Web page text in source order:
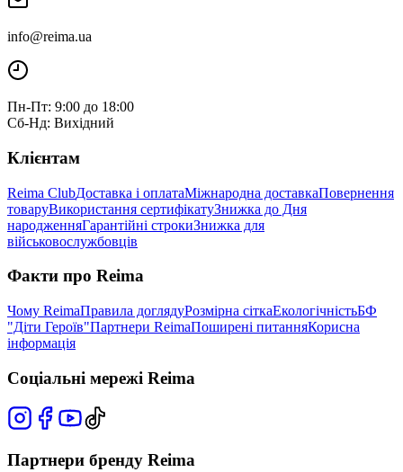
info@reima.ua
Пн-Пт: 9:00 до 18:00
Сб-Нд: Вихідний
Клієнтам
Reima ClubДоставка і оплатаМіжнародна доставкаПовернення
товаруВикористання сертифікатуЗнижка до Дня
народженняГарантійні строкиЗнижка для
військовослужбовців
Факти про Reima
Чому ReimaПравила доглядуРозмірна сіткаЕкологічністьБФ
"Діти Героїв"Партнери ReimaПоширені питанняКорисна
інформація
Соціальні мережі Reima
Партнери бренду Reima